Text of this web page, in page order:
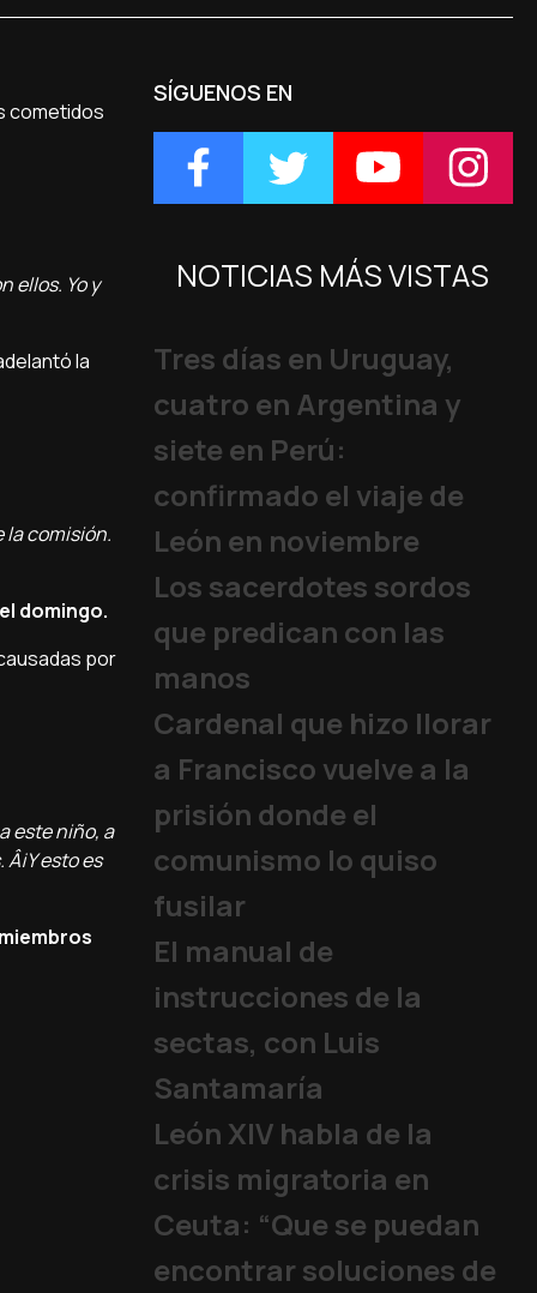
cometidos
ellos. Yo y
la
la comisión.
domingo.
por
este niño, a
esto es
SÍGUENOS EN
NOTICIAS MÁS VISTAS
Tres días en Uruguay,
cuatro en Argentina y
siete en Perú:
confirmado el viaje de
León en noviembre
Los sacerdotes sordos
que predican con las
manos
Cardenal que hizo llorar
a Francisco vuelve a la
prisión donde el
comunismo lo quiso
fusilar
El manual de
instrucciones de la
sectas, con Luis
Santamaría
León XIV habla de la
crisis migratoria en
Ceuta: “Que se puedan
encontrar soluciones de